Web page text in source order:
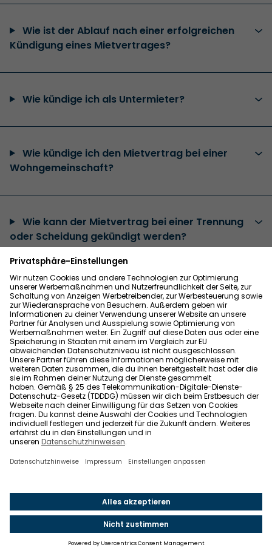
Wie ist der Ablauf nach einer erfolgreichen
Kündigung eines Mietvertrages?
Wie kündige ich als Untermieter?
Wie kündige ich den Mietvertrag bei einer
Wohngemeinschaft?
Wie kann der Mietvertrag bei einer Trennung
oder Scheidung gekündigt werden?
Wer darf im Todesfall Mietverträge kündigen?
Kann der Vermieter meiner
Mietvertragskündigung widersprechen?
Welches Datum soll ich bei der Kündigung
angeben?
kündigen?
Wie kann ich einen Mietvertrag widerrufen?